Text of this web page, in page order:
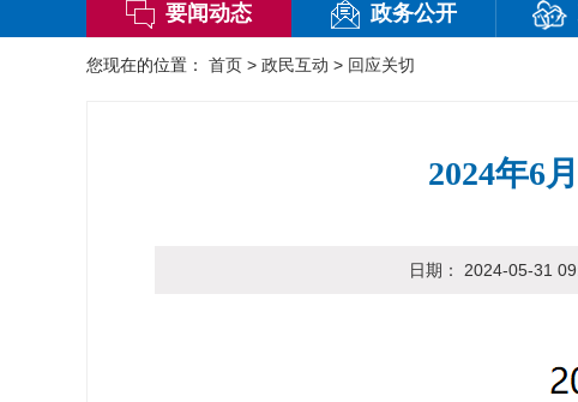
要闻动态 政务公开
您现在的位置： 首页 > 政民互动 > 回应关切
2024年6
日期： 2024-05-31